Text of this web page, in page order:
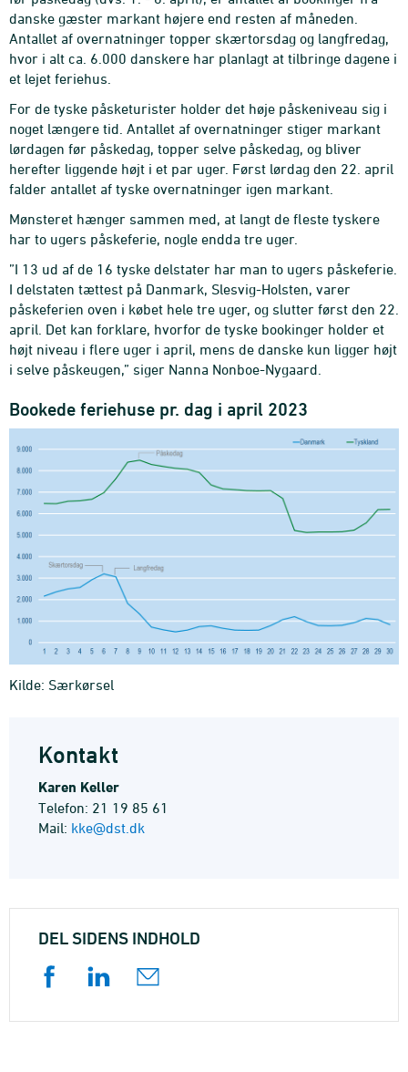
danske gæster markant højere end resten af måneden.
Antallet af overnatninger topper skærtorsdag og langfredag,
hvor i alt ca. 6.000 danskere har planlagt at tilbringe dagene i
et lejet feriehus.
For de tyske påsketurister holder det høje påskeniveau sig i
noget længere tid. Antallet af overnatninger stiger markant
lørdagen før påskedag, topper selve påskedag, og bliver
herefter liggende højt i et par uger. Først lørdag den 22. april
falder antallet af tyske overnatninger igen markant.
Mønsteret hænger sammen med, at langt de fleste tyskere
har to ugers påskeferie, nogle endda tre uger.
”I 13 ud af de 16 tyske delstater har man to ugers påskeferie.
I delstaten tættest på Danmark, Slesvig-Holsten, varer
påskeferien oven i købet hele tre uger, og slutter først den 22.
april. Det kan forklare, hvorfor de tyske bookinger holder et
højt niveau i flere uger i april, mens de danske kun ligger højt
i selve påskeugen,” siger Nanna Nonboe-Nygaard.
Bookede feriehuse pr. dag i april 2023
Kilde: Særkørsel
Kontakt
Karen Keller
Telefon: 21 19 85 61
Mail: kke@dst.dk
DEL SIDENS INDHOLD